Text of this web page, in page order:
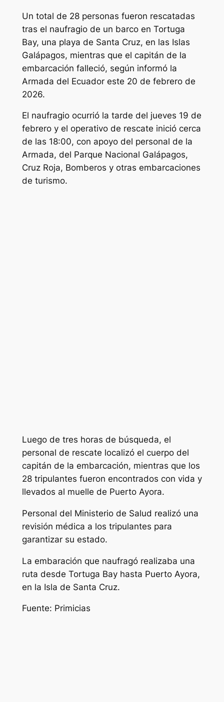
Un total de 28 personas fueron rescatadas
tras el naufragio de un barco en Tortuga
Bay, una playa de Santa Cruz, en las Islas
Galápagos, mientras que el capitán de la
embarcación falleció, según informó la
Armada del Ecuador este 20 de febrero de
2026.
El naufragio ocurrió la tarde del jueves 19 de
febrero y el operativo de rescate inició cerca
de las 18:00, con apoyo del personal de la
Armada, del Parque Nacional Galápagos,
Cruz Roja, Bomberos y otras embarcaciones
de turismo.
Luego de tres horas de búsqueda, el
personal de rescate localizó el cuerpo del
capitán de la embarcación, mientras que los
28 tripulantes fueron encontrados con vida y
llevados al muelle de Puerto Ayora.
Personal del Ministerio de Salud realizó una
revisión médica a los tripulantes para
garantizar su estado.
La embaración que naufragó realizaba una
ruta desde Tortuga Bay hasta Puerto Ayora,
en la Isla de Santa Cruz.
Fuente: Primicias